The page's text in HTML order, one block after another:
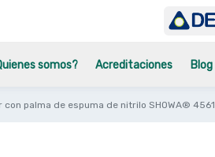
somos? Acreditaciones Blog
palma de espuma de nitrilo SHOWA® 4561